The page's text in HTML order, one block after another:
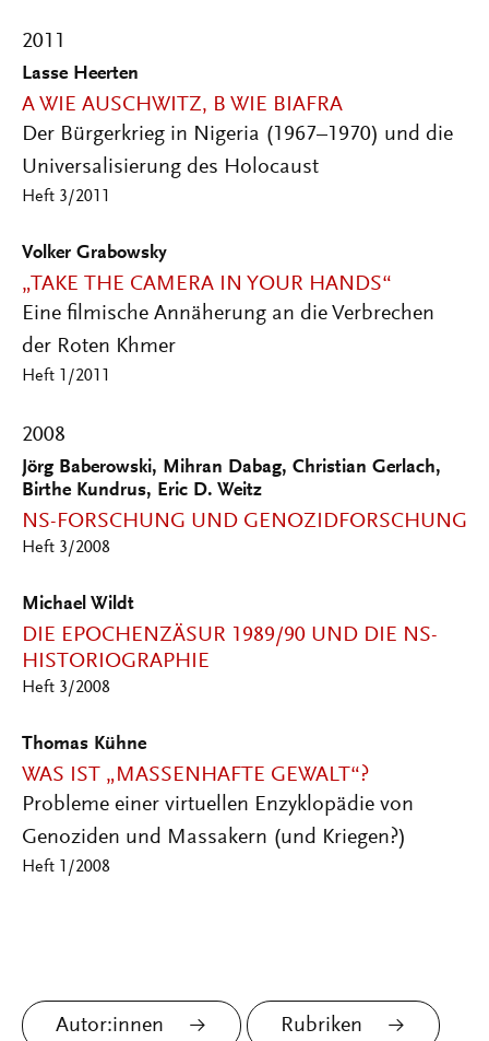
2011
Lasse Heerten
A WIE AUSCHWITZ, B WIE BIAFRA
Der Bürgerkrieg in Nigeria (1967–1970) und die
Universalisierung des Holocaust
Heft 3/2011
Volker Grabowsky
„TAKE THE CAMERA IN YOUR HANDS“
Eine filmische Annäherung an die Verbrechen
der Roten Khmer
Heft 1/2011
2008
Jörg Baberowski, Mihran Dabag, Christian Gerlach,
Birthe Kundrus, Eric D. Weitz
NS-FORSCHUNG UND GENOZIDFORSCHUNG
Heft 3/2008
Michael Wildt
DIE EPOCHENZÄSUR 1989/90 UND DIE NS-
HISTORIOGRAPHIE
Heft 3/2008
Thomas Kühne
WAS IST „MASSENHAFTE GEWALT“?
Probleme einer virtuellen Enzyklopädie von
Genoziden und Massakern (und Kriegen?)
Heft 1/2008
Autor:innen Rubriken